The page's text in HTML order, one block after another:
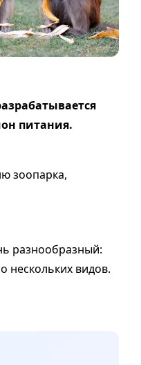
питания.
зоопарка,
разнообразный:
нескольких видов.